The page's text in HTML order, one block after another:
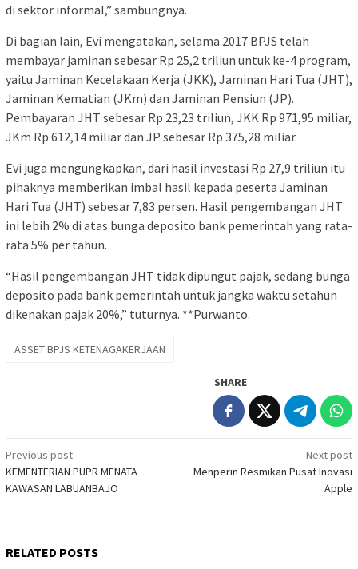
di sektor informal,” sambungnya.
Di bagian lain, Evi mengatakan, selama 2017 BPJS telah
membayar jaminan sebesar Rp 25,2 triliun untuk ke-4 program,
yaitu Jaminan Kecelakaan Kerja (JKK), Jaminan Hari Tua (JHT),
Jaminan Kematian (JKm) dan Jaminan Pensiun (JP).
Pembayaran JHT sebesar Rp 23,23 triliun, JKK Rp 971,95 miliar,
JKm Rp 612,14 miliar dan JP sebesar Rp 375,28 miliar.
Evi juga mengungkapkan, dari hasil investasi Rp 27,9 triliun itu
pihaknya memberikan imbal hasil kepada peserta Jaminan
Hari Tua (JHT) sebesar 7,83 persen. Hasil pengembangan JHT
ini lebih 2% di atas bunga deposito bank pemerintah yang rata-
rata 5% per tahun.
“Hasil pengembangan JHT tidak dipungut pajak, sedang bunga
deposito pada bank pemerintah untuk jangka waktu setahun
dikenakan pajak 20%,” tuturnya. **Purwanto.
ASSET BPJS KETENAGAKERJAAN
SHARE
Post
navigation
Previous post
KEMENTERIAN PUPR MENATA
KAWASAN LABUANBAJO
Next post
Menperin Resmikan Pusat Inovasi
Apple
RELATED POSTS